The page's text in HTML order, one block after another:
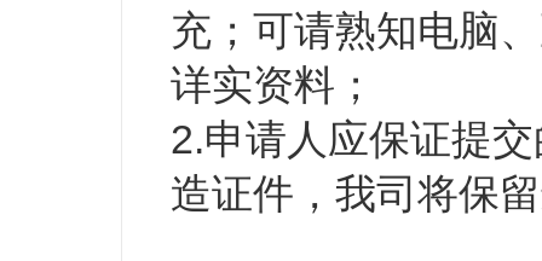
充；可请熟知电脑
详实资料；
2.申请人应保证提
造证件，我司将保